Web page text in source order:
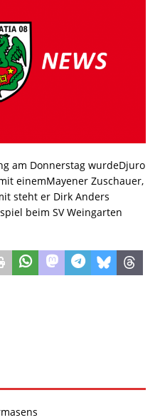
am Donnerstag wurdeDjuro
einemMayener Zuschauer,
steht er Dirk Anders
beim SV Weingarten